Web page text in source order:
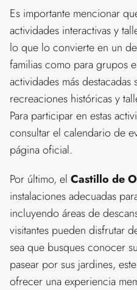
Es importante mencionar
actividades interactivas y
lo que lo convierte en un
familias como para grupos
actividades más destacadas
recreaciones históricas y
Para participar en estas
consultar el calendario de
página oficial.
Por último, el Castillo de
instalaciones adecuadas
incluyendo áreas de
visitantes pueden disfrutar
sea que busques conocer
pasear por sus jardines,
ofrecer una experiencia